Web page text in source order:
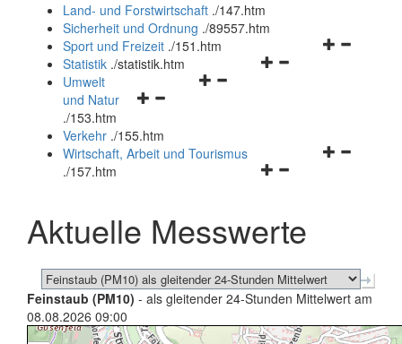
und
schließen
Land- und Forstwirtschaft ./147.htm
Sicherheit und Ordnung ./89557.htm
Navigationsmenü
Sport und Freizeit ./151.htm
Navigationsmenü
Statistik ./statistik.htm
Navigationsmenü
und
schließen
Umwelt
und Natur
./153.htm
Verkehr ./155.htm
Navigationsmenü
schließen
Wirtschaft, Arbeit und Tourismus
./157.htm
Aktuelle Messwerte
Feinstaub (PM10) - als gleitender 24-Stunden Mittelwert am
08.08.2026 09:00